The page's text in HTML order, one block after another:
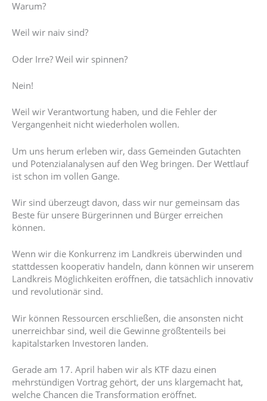
Warum?
Weil wir naiv sind?
Oder Irre? Weil wir spinnen?
Nein!
Weil wir Verantwortung haben, und die Fehler der
Vergangenheit nicht wiederholen wollen.
Um uns herum erleben wir, dass Gemeinden Gutachten
und Potenzialanalysen auf den Weg bringen. Der Wettlauf
ist schon im vollen Gange.
Wir sind überzeugt davon, dass wir nur gemeinsam das
Beste für unsere Bürgerinnen und Bürger erreichen
können.
Wenn wir die Konkurrenz im Landkreis überwinden und
stattdessen kooperativ handeln, dann können wir unserem
Landkreis Möglichkeiten eröffnen, die tatsächlich innovativ
und revolutionär sind.
Wir können Ressourcen erschließen, die ansonsten nicht
unerreichbar sind, weil die Gewinne größtenteils bei
kapitalstarken Investoren landen.
Gerade am 17. April haben wir als KTF dazu einen
mehrstündigen Vortrag gehört, der uns klargemacht hat,
welche Chancen die Transformation eröffnet.